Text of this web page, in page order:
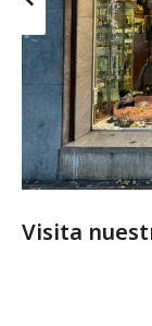
Visita